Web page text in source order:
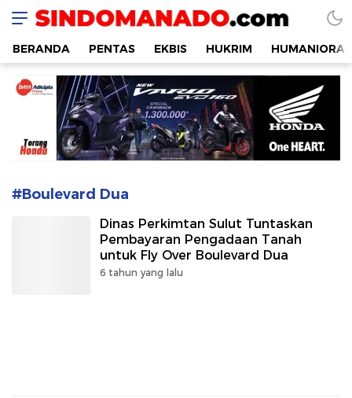
SINDOMANADO
Informatif dan Edukatif
BERANDA PENTAS EKBIS HUKRIM HUMANIORA
#Boulevard Dua
Dinas Perkimtan Sulut Tuntaskan
Pembayaran Pengadaan Tanah
untuk Fly Over Boulevard Dua
6 tahun yang lalu